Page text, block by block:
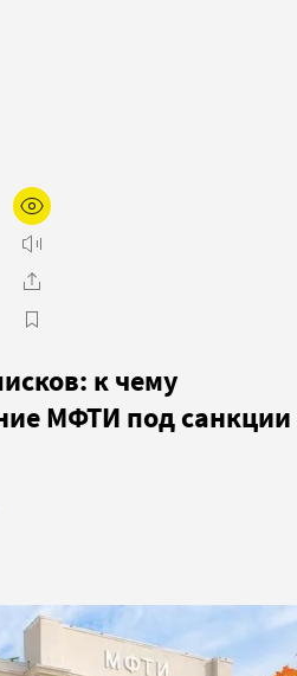
к чему
МФТИ под санкции